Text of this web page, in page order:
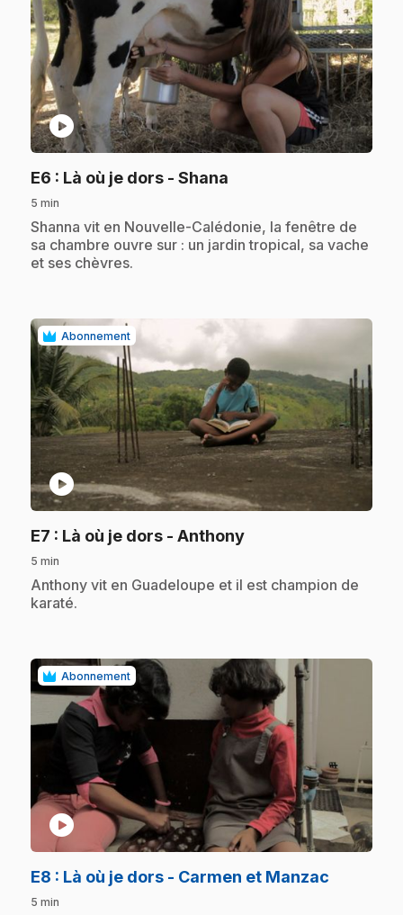
play_circle
E6 : Là où je dors - Shana
5 min
.Shanna vit en Nouvelle-Calédonie, la fenêtre de
sa chambre ouvre sur : un jardin tropical, sa vache
et ses chèvres.
Abonnement
play_circle
E7 : Là où je dors - Anthony.
5 min
.Anthony vit en Guadeloupe et il est champion de
karaté.
Abonnement
play_circle
E8 : Là où je dors - Carmen et Manzac
5 min